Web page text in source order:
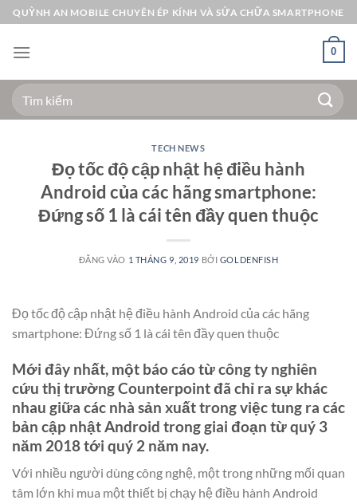
Bỏ
qua
nội
QUỲNH AN MOBILE CHUYÊN ÉP KÍNH VÀ SỬA CHỮA SMARTPHONE
0
Tìm
kiếm:
TECH NEWS
Đọ tốc độ cập nhật hệ điều hành
Android của các hãng smartphone:
Đứng số 1 là cái tên đầy quen thuộc
ĐĂNG VÀO 1 THÁNG 9, 2019 BỞI GOLDENFISH
Đọ tốc độ cập nhật hệ điều hành Android của các hãng
smartphone: Đứng số 1 là cái tên đầy quen thuộc
Mới đây nhất, một báo cáo từ công ty nghiên
cứu thị trường Counterpoint đã chỉ ra sự khác
nhau giữa các nhà sản xuất trong việc tung ra các
bản cập nhật Android trong giai đoạn từ quý 3
năm 2018 tới quý 2 năm nay.
Với nhiều người dùng công nghệ, một trong những mối quan
tâm lớn khi mua một thiết bị chạy hệ điều hành Android